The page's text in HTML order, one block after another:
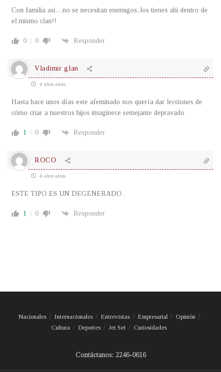
Con familia asi…no se necesitan enemigos..los tienes ahi dentro de
el mismo clan!!
0 0 Responder
Vladimir glan
4 años atrás
Hasta hace unos días este afeminado nos quería dar lecciones de
cómo criar a nuestros hijos imaginece semejante depravado
1 0 Responder
ROCO
4 años atrás
ESTE TIPO ES UN DEGENERADO .
1 0 Responder
Nacionales Internacionales Entrevistas Empresarial
Opinión
Cultura
Deportes Jet Set Curiosidades
Contáctanos: 2246-0616